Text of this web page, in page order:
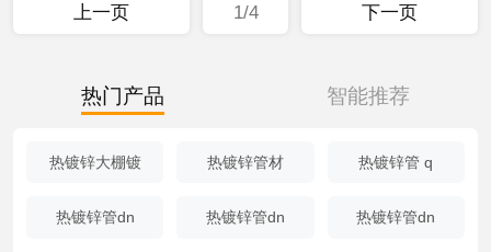
上一页 1/4 下一页
热门产品 智能推荐
热镀锌大棚镀 热镀锌管材 热镀锌管 q
热镀锌管dn 热镀锌管dn 热镀锌管dn